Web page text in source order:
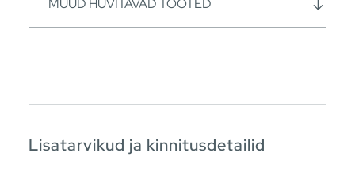
Lisatarvikud ja kinnitusdetailid